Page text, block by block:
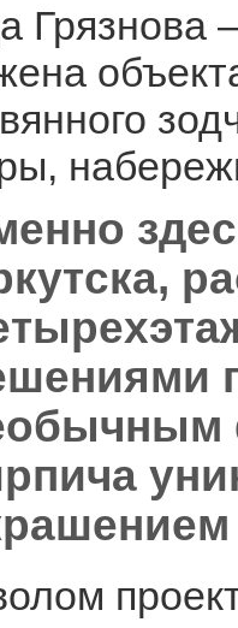
Грязнова